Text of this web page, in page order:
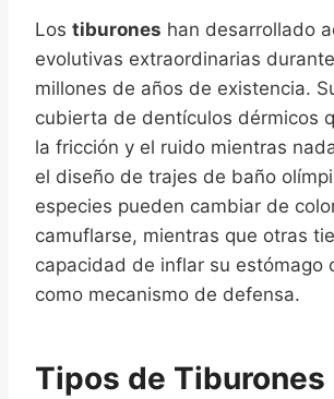
Los tiburones han desarrollado
evolutivas extraordinarias
millones de años de existencia.
cubierta de dentículos dérmicos
la fricción y el ruido mientras
el diseño de trajes de baño
especies pueden cambiar de
camuflarse, mientras que otras
capacidad de inflar su estómago
como mecanismo de defensa.
Tipos de Tiburones